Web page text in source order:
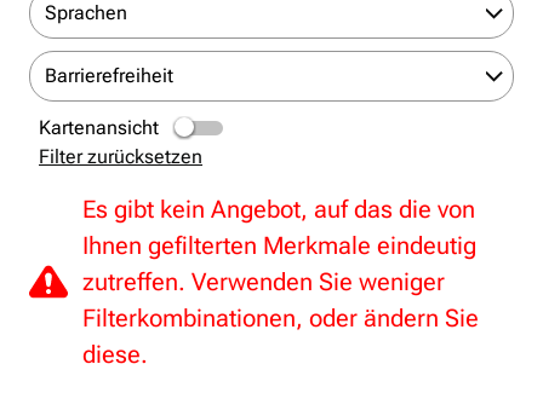
Sprachen
Barrierefreiheit
Kartenansicht
Filter zurücksetzen
Es gibt kein Angebot, auf das die von
Ihnen gefilterten Merkmale eindeutig
zutreffen. Verwenden Sie weniger
Filterkombinationen, oder ändern Sie
diese.